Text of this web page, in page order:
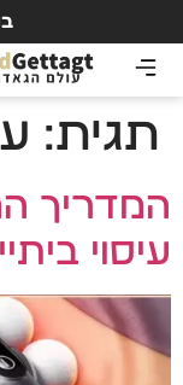
תגית:
המדריך
עיסוי